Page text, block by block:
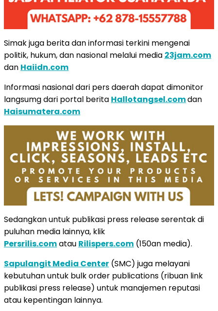
Simak juga berita dan informasi terkini mengenai
politik, hukum, dan nasional melalui media 23jam.com
dan Haiidn.com
Informasi nasional dari pers daerah dapat dimonitor
langsumg dari portal berita Hallotangsel.comdan
Haisumatera.com
Sedangkan untuk publikasi press release serentak di
puluhan media lainnya, klik
Persrilis.comatau Rilispers.com (150an media).
Sapulangit Media Center (SMC) juga melayani
kebutuhan untuk bulk order publications (ribuan link
publikasi press release) untuk manajemen reputasi
atau kepentingan lainnya.